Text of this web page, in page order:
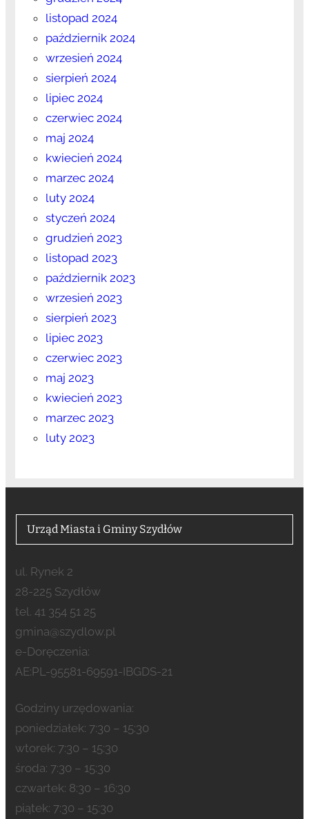
listopad 2024
październik 2024
wrzesień 2024
sierpień 2024
lipiec 2024
czerwiec 2024
maj 2024
kwiecień 2024
marzec 2024
luty 2024
styczeń 2024
grudzień 2023
listopad 2023
październik 2023
wrzesień 2023
sierpień 2023
lipiec 2023
czerwiec 2023
maj 2023
kwiecień 2023
marzec 2023
luty 2023
Urząd Miasta i Gminy Szydłów
ul. Rynek 2
28-225 Szydłów
tel. 41 354 51 25
gmina@szydlow.pl
e-Doręczenia:
AE:PL-95581-69591-IBGDS-21
Godziny urzędowania:
poniedziałek: 7:30 – 15:30
wtorek: 7:30 – 15:30
środa: 7:30 – 15:30
czwartek: 8:30 – 16:30
piątek: 7:30 – 15:30